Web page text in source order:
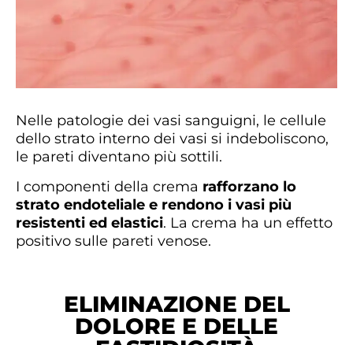
Nelle patologie dei vasi sanguigni, le cellule
dello strato interno dei vasi si indeboliscono,
le pareti diventano più sottili.
I componenti della crema rafforzano lo
strato endoteliale e rendono i vasi più
resistenti ed elastici. La crema ha un effetto
positivo sulle pareti venose.
ELIMINAZIONE DEL
DOLORE E DELLE